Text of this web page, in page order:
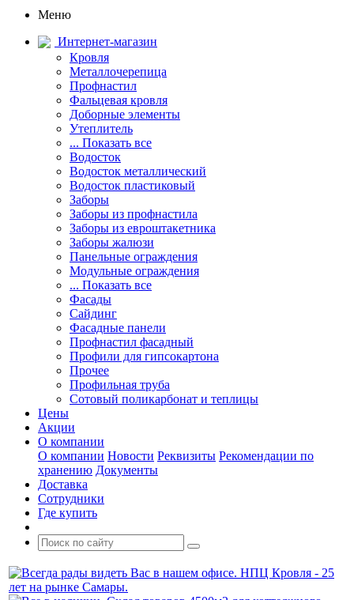
Меню
Интернет-магазин
Кровля
Металлочерепица
Профнастил
Фальцевая кровля
Доборные элементы
Утеплитель
... Показать все
Водосток
Водосток металлический
Водосток пластиковый
Заборы
Заборы из профнастила
Заборы из евроштакетника
Заборы жалюзи
Панельные ограждения
Модульные ограждения
... Показать все
Фасады
Сайдинг
Фасадные панели
Профнастил фасадный
Профили для гипсокартона
Прочее
Профильная труба
Сотовый поликарбонат и теплицы
Цены
Акции
О компании
О компании Новости Реквизиты Рекомендации по
хранению Документы
Доставка
Сотрудники
Где купить